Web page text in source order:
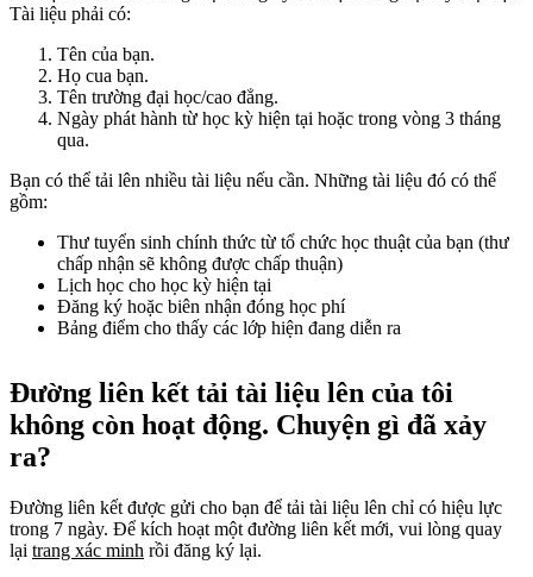
Tài liệu phải có:
Tên của bạn.
Họ cua bạn.
Tên trường đại học/cao đẳng.
Ngày phát hành từ học kỳ hiện tại hoặc trong vòng 3 tháng
qua.
Bạn có thể tải lên nhiều tài liệu nếu cần. Những tài liệu đó có thể
gồm:
Thư tuyển sinh chính thức từ tổ chức học thuật của bạn (thư
chấp nhận sẽ không được chấp thuận)
Lịch học cho học kỳ hiện tại
Đăng ký hoặc biên nhận đóng học phí
Bảng điểm cho thấy các lớp hiện đang diễn ra
Đường liên kết tải tài liệu lên của tôi
không còn hoạt động. Chuyện gì đã xảy
ra?
Đường liên kết được gửi cho bạn để tải tài liệu lên chỉ có hiệu lực
trong 7 ngày. Để kích hoạt một đường liên kết mới, vui lòng quay
lại trang xác minh rồi đăng ký lại.